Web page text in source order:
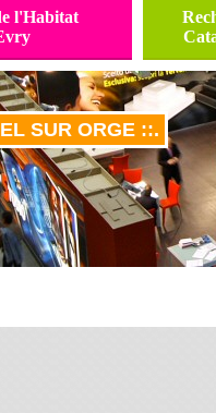
l'Habitat
SUR ORGE ::.